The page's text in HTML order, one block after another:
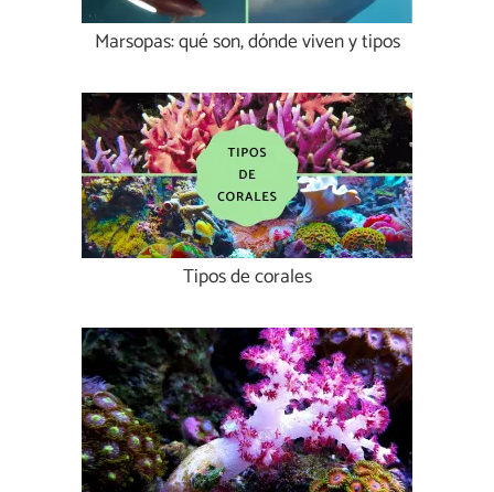
Marsopas: qué son, dónde viven y tipos
Tipos de corales